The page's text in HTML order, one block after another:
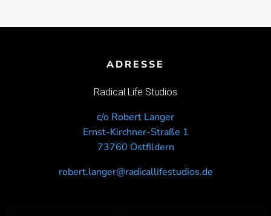
ADRESSE
Radical Life Studios
c/o Robert Langer
Ernst-Kirchner-Straße 1
73760 Ostfildern
robert.langer@radicallifestudios.de